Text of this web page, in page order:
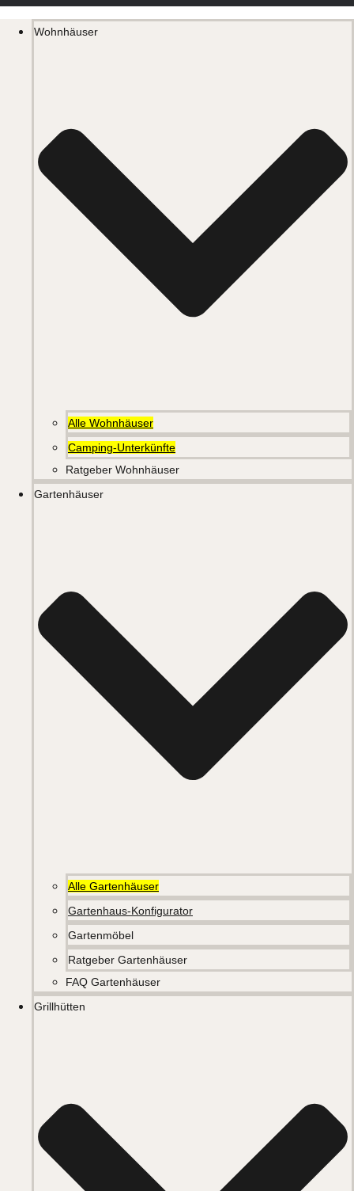
Wohnhäuser
Alle Wohnhäuser
Camping-Unterkünfte
Ratgeber Wohnhäuser
Gartenhäuser
Alle Gartenhäuser
Gartenhaus-Konfigurator
Gartenmöbel
Ratgeber Gartenhäuser
FAQ Gartenhäuser
Grillhütten